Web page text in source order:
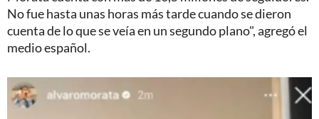
No fue hasta unas horas más tarde cuando se dieron
cuenta de lo que se veía en un segundo plano", agregó el
medio español.